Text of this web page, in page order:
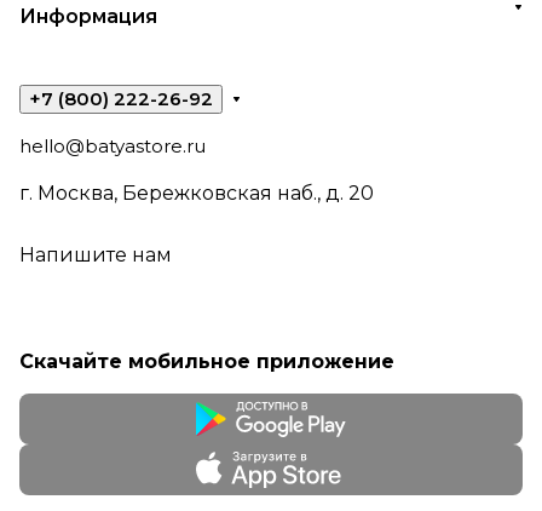
Информация
+7 (800) 222-26-92
hello@batyastore.ru
г. Москва, Бережковская наб., д. 20
Напишите нам
Скачайте мобильное приложение